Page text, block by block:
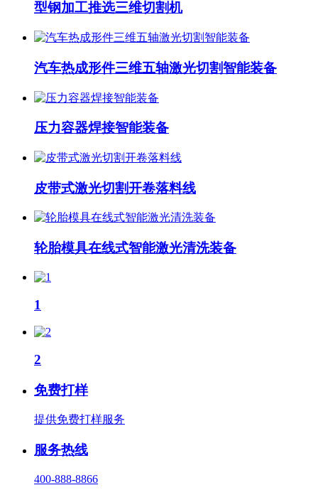
型钢加工推选三维切割机
汽车热成形件三维五轴激光切割智能装备
压力容器焊接智能装备
皮带式激光切割开卷落料线
轮胎模具在线式智能激光清洗装备
1
2
免费打样
提供免费打样服务
服务热线
400-888-8866